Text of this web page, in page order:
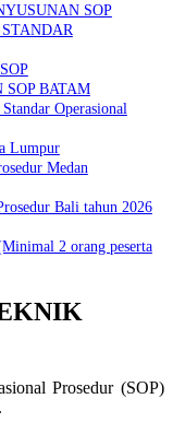
SOP
SOP BATAM
Operasional
Lumpur
Medan
Bali tahun 2026
2 orang peserta
Prosedur (SOP)